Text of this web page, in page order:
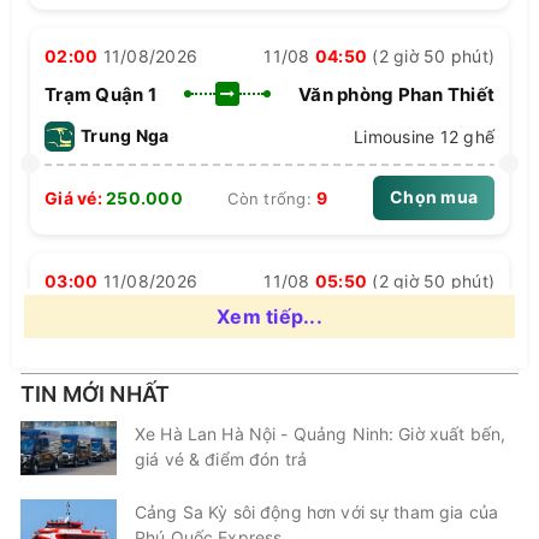
Điểm đón/trả
: Xem chi tiết
tại:https://vexekhachvn.com/muave/detail/
điểm đón/trả)
: Sớm nhất lúc 04:00 và muộn nhất 23:00
-Website đặt vé online : https://vexekhachvn.com/xe-
- Ưu đãi khi đặt vé tại Xe Khách Việt Nam
đãi cho học sinh/sinh viên, combo vé xe + vé tàu cao
tốc…
Các tuyến đường xe Trung
02:00 11/08/2026 11/08 04:50 (2 giờ 50 phút)
Trạm Quận 1 Văn phòng Phan Thiết
Trung Nga Limousine 12 ghế
Giá vé:250.000 Còn trống:9 Chọn mua
03:00 11/08/2026 11/08 05:50 (2 giờ 50 phút)
Văn phòng Phan Thiết
Giá vé:200.000 Còn trống: 20 Chọn mua
03:00 11/08/2026 11/0806:20 (3 giờ 20 phút)
Xem tiếp...
TIN MỚI NHẤT
Xe Hà Lan Hà Nội - Quảng Ninh: Giờ xuất bến,
giá vé & điểm đón trả
Cảng Sa Kỳ sôi động hơn với sự tham gia của